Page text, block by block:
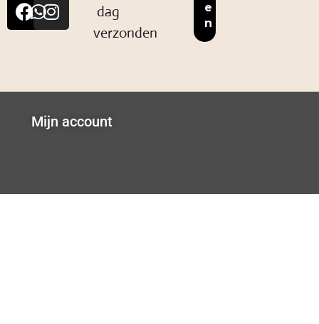
dag
verzonden
Mijn account